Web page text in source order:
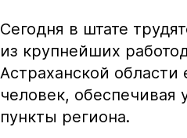
Сегодня в штате
из крупнейших
Астраханской
человек, обеспечивая
пункты региона.